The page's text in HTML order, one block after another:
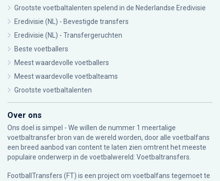
Grootste voetbaltalenten spelend in de Nederlandse Eredivisie
Eredivisie (NL) - Bevestigde transfers
Eredivisie (NL) - Transfergeruchten
Beste voetballers
Meest waardevolle voetballers
Meest waardevolle voetbalteams
Grootste voetbaltalenten
Over ons
Ons doel is simpel - We willen de nummer 1 meertalige
voetbaltransfer bron van de wereld worden, door alle voetbalfans
een breed aanbod van content te laten zien omtrent het meeste
populaire onderwerp in de voetbalwereld: Voetbaltransfers.
FootballTransfers (FT) is een project om voetbalfans tegemoet te